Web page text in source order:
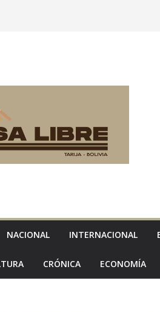
NACIONAL INTERNACIONAL
CRÓNICA ECONOMÍA